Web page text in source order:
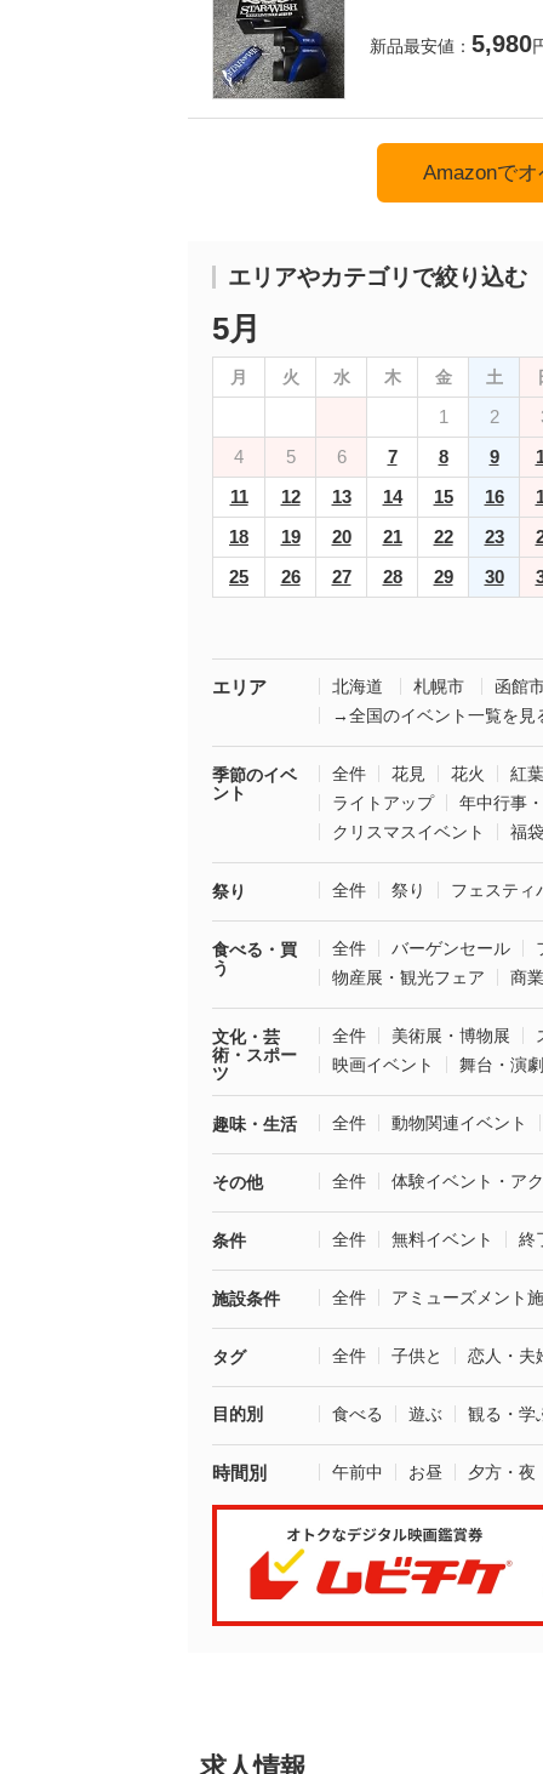
新品最安値： 5,980
Amazonで
エリアやカテゴリで絞り込む
5月
月 火 水 木 金 土
1 2
4
5 6 7 8 9
11
12 13 14 15 16
18
19 20 21 22 23
25
26 27 28 29 30
エリア 北海道 札幌市
函館
→全国のイベント一覧を見
季節のイベ
ント
全件 花見 花火
紅葉
ライトアップ
年中行事
クリスマスイベント
福
祭り 全件 祭り フェスティ
食べる・買
う
全件 バーゲンセール
物産展・観光フェア
商
文化・芸
術・スポー
ツ
全件 美術展・博物展
映画イベント
舞台・演劇
趣味・生活 全件 動物関連イベント
その他 全件 体験イベント・ア
条件 全件 無料イベント 終
施設条件 全件 アミューズメント
タグ 全件 子供と 恋人・夫
目的別 食べる 遊ぶ 観る・学
時間別 午前中 お昼 夕方・夜
求人情報